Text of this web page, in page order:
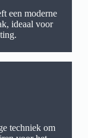
een moderne
ideaal voor
techniek om